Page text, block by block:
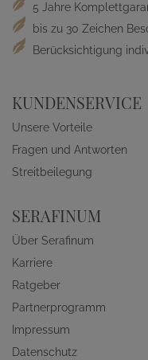
5 Jahre
bis zu 30 Zeichen
Berücksichtigung
KUNDENSERVICE
Unsere Vorteile
Fragen und Antworten
Streitbeilegung
SERAFINUM
Über Serafinum
Karriere
Ratgeber
Partnerprogramm
Impressum
Datenschutz